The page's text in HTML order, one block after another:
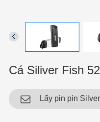
Cá Siliver Fish
Lấy pin pin